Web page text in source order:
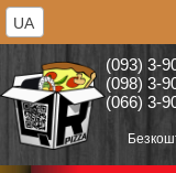
(093) 3-
(098) 3-
(066) 3-
UA